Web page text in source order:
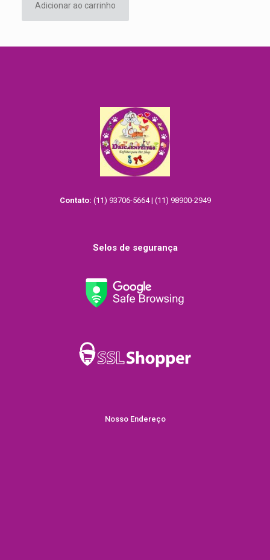
Adicionar ao carrinho
Contato: (11) 93706-5664 | (11) 98900-2949
Selos de segurança
Nosso Endereço